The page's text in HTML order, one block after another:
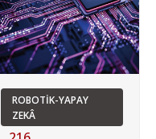
ROBOTİK-YAPAY
ZEKÂ